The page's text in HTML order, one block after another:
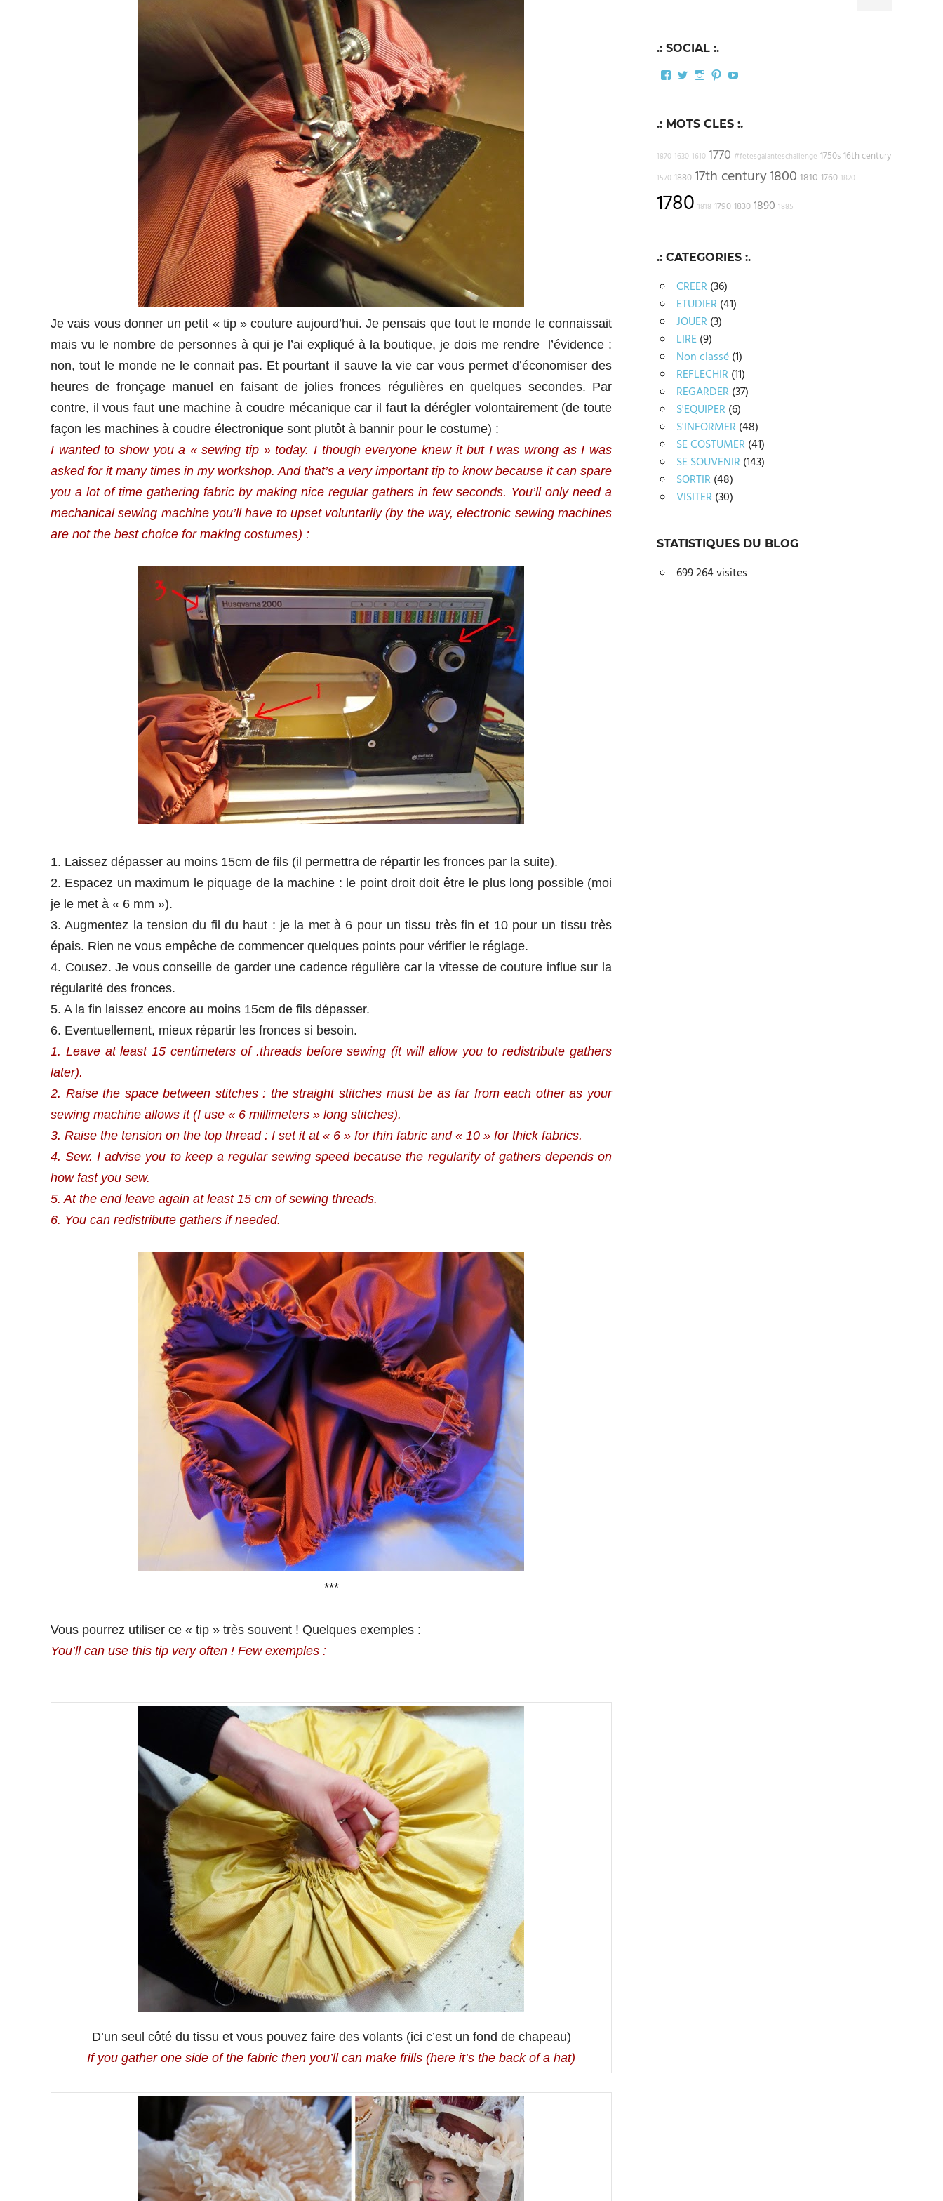
Je vais vous donner un petit « tip » couture aujourd’hui. Je pensais que tout le monde le connaissait
mais vu le nombre de personnes à qui je l’ai expliqué à la boutique, je dois me rendre l’évidence :
non, tout le monde ne le connait pas. Et pourtant il sauve la vie car vous permet d’économiser des
heures de fronçage manuel en faisant de jolies fronces régulières en quelques secondes. Par
contre, il vous faut une machine à coudre mécanique car il faut la dérégler volontairement (de toute
façon les machines à coudre électronique sont plutôt à bannir pour le costume) :
I wanted to show you a « sewing tip » today. I though everyone knew it but I was wrong as I was
asked for it many times in my workshop. And that’s a very important tip to know because it can spare
you a lot of time gathering fabric by making nice regular gathers in few seconds. You’ll only need a
mechanical sewing machine you’ll have to upset voluntarily (by the way, electronic sewing machines
are not the best choice for making costumes) :
1. Laissez dépasser au moins 15cm de fils (il permettra de répartir les fronces par la suite).
2. Espacez un maximum le piquage de la machine : le point droit doit être le plus long possible (moi
je le met à « 6 mm »).
3. Augmentez la tension du fil du haut : je la met à 6 pour un tissu très fin et 10 pour un tissu très
épais. Rien ne vous empêche de commencer quelques points pour vérifier le réglage.
4. Cousez. Je vous conseille de garder une cadence régulière car la vitesse de couture influe sur la
régularité des fronces.
5. A la fin laissez encore au moins 15cm de fils dépasser.
6. Eventuellement, mieux répartir les fronces si besoin.
1. Leave at least 15 centimeters of .threads before sewing (it will allow you to redistribute gathers
later).
2. Raise the space between stitches : the straight stitches must be as far from each other as your
sewing machine allows it (I use « 6 millimeters » long stitches).
3. Raise the tension on the top thread : I set it at « 6 » for thin fabric and « 10 » for thick fabrics.
4. Sew. I advise you to keep a regular sewing speed because the regularity of gathers depends on
how fast you sew.
5. At the end leave again at least 15 cm of sewing threads.
6. You can redistribute gathers if needed.
***
Vous pourrez utiliser ce « tip » très souvent ! Quelques exemples :
You’ll can use this tip very often ! Few exemples :
D’un seul côté du tissu et vous pouvez faire des volants (ici c’est un fond de chapeau)
If you gather one side of the fabric then you’ll can make frills (here it’s the back of a hat)
.: SOCIAL :.
Facebook
TwitterInstagram
PinterestYouTube
.: MOTS CLES :.
1870 1630 1610 1770 #fetesgalanteschallenge 1750s 16th century
1570 1880 17th century1800 1810 1760 1820
1780 1818 1790 1830 1890 1885
.: CATEGORIES :.
CREER (36)
ETUDIER (41)
JOUER (3)
LIRE(9)
Non classé(1)
REFLECHIR (11)
REGARDER (37)
S'EQUIPER (6)
S'INFORMER (48)
SE COSTUMER (41)
SE SOUVENIR (143)
SORTIR (48)
VISITER (30)
STATISTIQUES DU BLOG
699 264 visites